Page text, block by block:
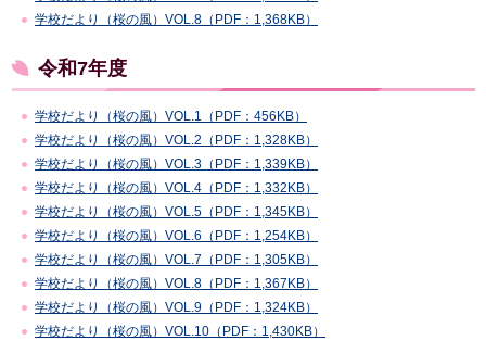
学校だより（桜の風）VOL.8（PDF：1,368KB）
令和7年度
学校だより（桜の風）VOL.1（PDF：456KB）
学校だより（桜の風）VOL.2（PDF：1,328KB）
学校だより（桜の風）VOL.3（PDF：1,339KB）
学校だより（桜の風）VOL.4（PDF：1,332KB）
学校だより（桜の風）VOL.5（PDF：1,345KB）
学校だより（桜の風）VOL.6（PDF：1,254KB）
学校だより（桜の風）VOL.7（PDF：1,305KB）
学校だより（桜の風）VOL.8（PDF：1,367KB）
学校だより（桜の風）VOL.9（PDF：1,324KB）
学校だより（桜の風）VOL.10（PDF：1,430KB）